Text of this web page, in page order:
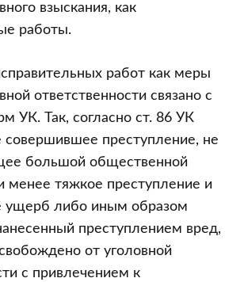
взыскания, как
работы.
работ как меры
ответственности связано с
УК. Так, согласно ст. 86 УК
совершившее преступление, не
большой общественной
менее тяжкое преступление и
ущерб либо иным образом
преступлением вред,
от уголовной
с привлечением к